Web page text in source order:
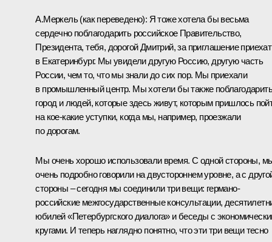
А.Меркель(как переведено): Я тоже хотела бы весьма
сердечно поблагодарить российское Правительство,
Президента, тебя, дорогой Дмитрий, за приглашение
в Екатеринбург. Мы увидели другую Россию, другую часть
России, чем то, что мы знали до сих пор. Мы приехали
в промышленный центр. Мы хотели бы также поблагодарить
город и людей, которые здесь живут, которым пришлось
на кое‑какие уступки, когда мы, например, проезжали
по дорогам.
Мы очень хорошо использовали время. С одной стороны,
очень подробно говорили на двустороннем уровне, а с
стороны – сегодня мы соединили три вещи: германо-
российские межгосударственные консультации,
юбилей «Петербургского диалога» и беседы с
кругами. И теперь наглядно понятно, что эти три вещи тесно